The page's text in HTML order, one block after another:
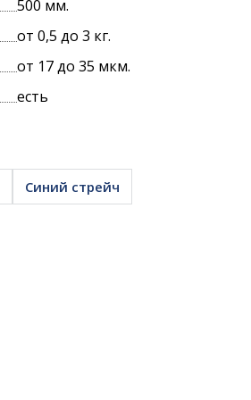
500 мм.
от 0,5 до 3 кг.
от 17 до 35 мкм.
есть
Синий стрейч